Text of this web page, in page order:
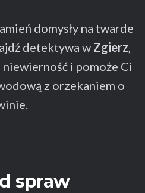
domysły na twarde
detektywa w Zgierz,
i pomoże Ci
z orzekaniem o
spraw